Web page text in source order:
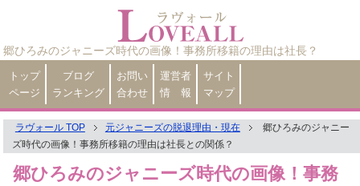
郷ひろみのジャニーズ時代の画像！事務所移籍の理由は社長？
トップ
ページ
ブログ
ランキング
お問い
合わせ
運営者
情 報
サイト
マップ
ラヴォール TOP 元ジャニーズの脱退理由・現在
郷ひろみのジャニー
ズ時代の画像！事務所移籍の理由は社長との関係？
郷ひろみのジャニーズ時代の画像！事務